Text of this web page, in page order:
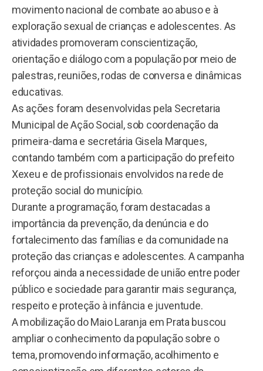
movimento nacional de combate ao abuso e à
exploração sexual de crianças e adolescentes. As
atividades promoveram conscientização,
orientação e diálogo com a população por meio de
palestras, reuniões, rodas de conversa e dinâmicas
educativas.
As ações foram desenvolvidas pela Secretaria
Municipal de Ação Social, sob coordenação da
primeira-dama e secretária Gisela Marques,
contando também com a participação do prefeito
Xexeu e de profissionais envolvidos na rede de
proteção social do município.
Durante a programação, foram destacadas a
importância da prevenção, da denúncia e do
fortalecimento das famílias e da comunidade na
proteção das crianças e adolescentes. A campanha
reforçou ainda a necessidade de união entre poder
público e sociedade para garantir mais segurança,
respeito e proteção à infância e juventude.
A mobilização do Maio Laranja em Prata buscou
ampliar o conhecimento da população sobre o
tema, promovendo informação, acolhimento e